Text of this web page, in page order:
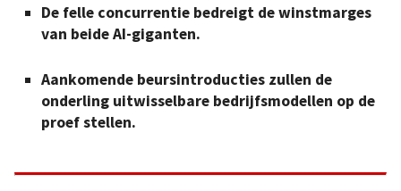
De felle concurrentie bedreigt de winstmarges
van beide AI-giganten.
Aankomende beursintroducties zullen de
onderling uitwisselbare bedrijfsmodellen op de
proef stellen.